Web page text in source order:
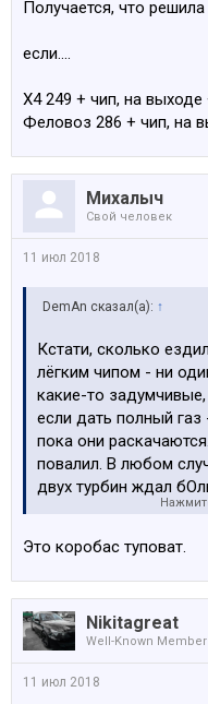
Получается, что
если....
X4 249 + чип, на
Феловоз 286 + чип, на
Михалыч
Свой человек
11 июл 2018
DemAn сказал(а): ↑
Кстати, сколько
лёгким чипом - ни
какие-то
если дать полный
пока они
повалил. В любом
двух турбин ждал
лёгкий чип.
Это коробас туповат.
Nikitagreat
Well-Known Member
11 июл 2018